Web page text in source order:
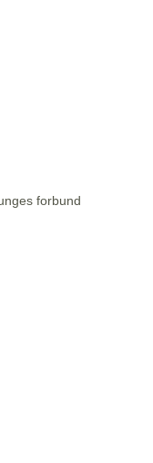
forbund